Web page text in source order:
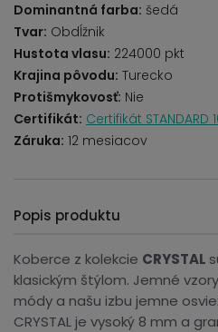
Dominantná farba: šedá
Tvar: Obdĺžnik
Hustota vlasu: 224000 pkt
Krajina pôvodu: Turecko
Protišmykovosť: Nie
Certifikát: Certifikát STANDARD
Záruka: 12 mesiacov
Popis produktu
Koberce z kolekcie CRYSTAL
klasickým štýlom. Jemné
módy a našu izbu jemne
CRYSTAL je vysoký 8 mm a